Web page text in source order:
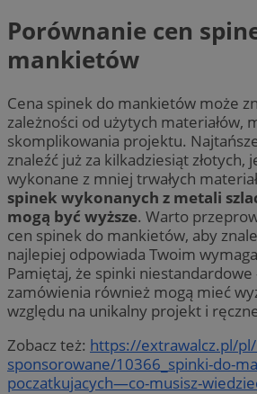
Porównanie cen
mankietów
Cena spinek do mankietów może
zależności od użytych materiałów,
skomplikowania projektu.
znaleźć już za kilkadziesiąt złotych,
wykonane z mniej trwałych
spinek wykonanych z metali
mogą być wyższe. Warto
cen spinek do mankietów, aby
najlepiej odpowiada Twoim
Pamiętaj, że spinki
zamówienia również mogą mieć
względu na unikalny projekt i
Zobacz też: https://extrawalcz.pl/
sponsorowane/10366_spinki-do-
poczatkujacych—co-musisz-